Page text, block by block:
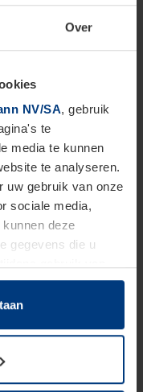
Over
NV/SA, gebruik
te
media te kunnen
te analyseren.
uw gebruik van onze
sociale media,
deze
gegevens die u
op uw
Voor alle andere
Uw
de uitleg van de